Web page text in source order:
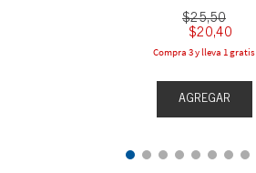
$25,50
$20,40
Compra 3 y lleva 1 gratis
AGREGAR